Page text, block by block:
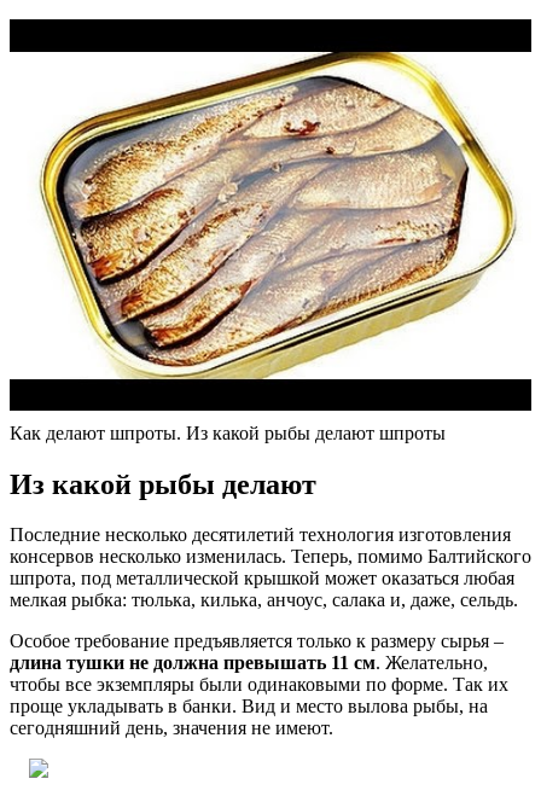
Как делают шпроты. Из какой рыбы делают шпроты
Из какой рыбы делают
Последние несколько десятилетий технология изготовления
консервов несколько изменилась. Теперь, помимо Балтийского
шпрота, под металлической крышкой может оказаться любая
мелкая рыбка: тюлька, килька, анчоус, салака и, даже, сельдь.
Особое требование предъявляется только к размеру сырья –
длина тушки не должна превышать 11 см. Желательно,
чтобы все экземпляры были одинаковыми по форме. Так их
проще укладывать в банки. Вид и место вылова рыбы, на
сегодняшний день, значения не имеют.